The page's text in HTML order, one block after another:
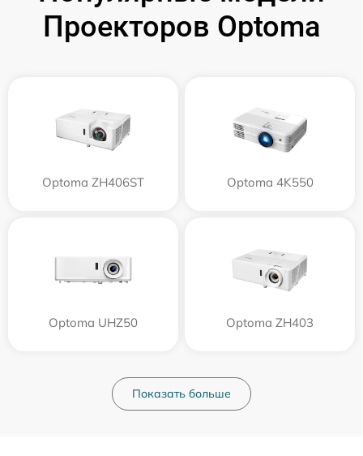
Проекторов Optoma
Optoma ZH406ST Optoma 4K550
Optoma UHZ50 Optoma ZH403
Показать больше